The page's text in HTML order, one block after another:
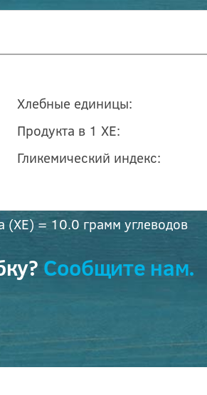
Хлебные единицы:
Продукта в 1 ХЕ:
Гликемический индекс:
(ХЕ) = 10.0 грамм углеводов
Сообщите нам.